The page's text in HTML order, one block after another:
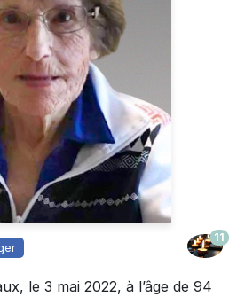
11
le 3 mai 2022, à l’âge de 94